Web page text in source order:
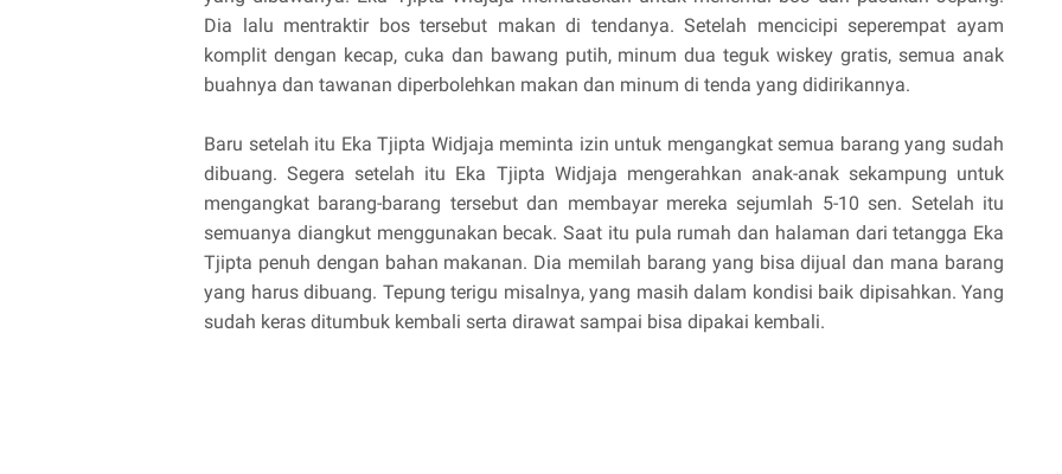
Dia lalu mentraktir bos tersebut makan di tendanya. Setelah mencicipi seperempat ayam
komplit dengan kecap, cuka dan bawang putih, minum dua teguk wiskey gratis, semua anak
buahnya dan tawanan diperbolehkan makan dan minum di tenda yang didirikannya.
Baru setelah itu Eka Tjipta Widjaja meminta izin untuk mengangkat semua barang yang sudah
dibuang. Segera setelah itu Eka Tjipta Widjaja mengerahkan anak-anak sekampung untuk
mengangkat barang-barang tersebut dan membayar mereka sejumlah 5-10 sen. Setelah itu
semuanya diangkut menggunakan becak. Saat itu pula rumah dan halaman dari tetangga Eka
Tjipta penuh dengan bahan makanan. Dia memilah barang yang bisa dijual dan mana barang
yang harus dibuang. Tepung terigu misalnya, yang masih dalam kondisi baik dipisahkan. Yang
sudah keras ditumbuk kembali serta dirawat sampai bisa dipakai kembali.